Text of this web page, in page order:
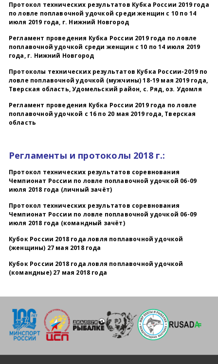
Протокол технических результатов Кубка России 2019 года
по ловле поплавочной удочкой среди женщин с 10 по 14
июля 2019 года, г. Нижний Новгород
Регламент проведения Кубка России 2019 года по ловле
поплавочной удочкой среди женщин с 10 по 14 июля 2019
года, г. Нижний Новгород
Протоколы технических результатов Кубка России-2019 по
ловле поплавочной удочкой (мужчины) 18-19 мая 2019 года,
Тверская область, Удомельский район, с. Ряд, оз. Удомля
Регламент проведения Кубка России 2019 года по ловле
поплавочной удочкой с 16 по 20 мая 2019 года, Тверская
область
Регламенты и протоколы 2018 г.:
Протокол технических результатов соревнования
Чемпионат России по ловле поплавочной удочкой 06-09
июля 2018 года (личный зачёт)
Протокол технических результатов соревнования
Чемпионат России по ловле поплавочной удочкой 06-09
июля 2018 года (командный зачёт)
Кубок России 2018 года ловля поплавочной удочкой
(женщины) 27 мая 2018 года
Кубок России 2018 года ловля поплавочной удочкой
(командные) 27 мая 2018 года